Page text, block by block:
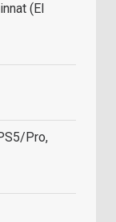
(EI
Pro,